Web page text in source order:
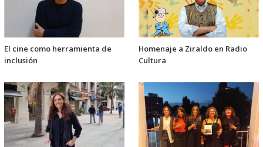
El cine como herramienta de
inclusión
Homenaje a Ziraldo en Radio
Cultura